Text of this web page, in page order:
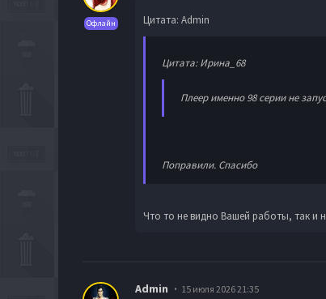
Офлайн Цитата: Admin
Цитата: Ирина_68
Плеер именно 98 серии не
Поправили. Спасибо
Что то не видно Вашей работы, так и
Admin 15 июля 2026 21:35